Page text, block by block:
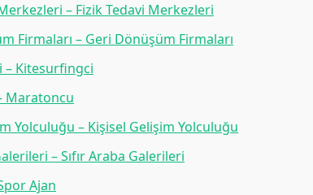
– Fizik Tedavi Merkezleri
Firmaları – Geri Dönüşüm Firmaları
– Kitesurfingci
Maratoncu
Yolculuğu – Kişisel Gelişim Yolculuğu
– Sıfır Araba Galerileri
Ajan